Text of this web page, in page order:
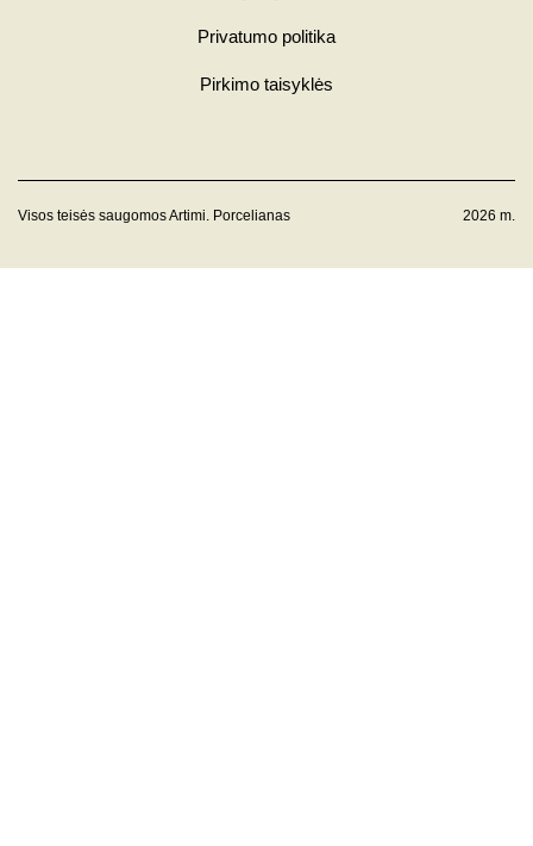
Privatumo politika
Pirkimo taisyklės
Visos teisės saugomos Artimi. Porcelianas 2026 m.